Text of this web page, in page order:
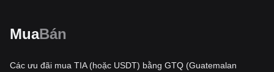
MuaBán
Các ưu đãi mua TIA (hoặc USDT) bằng GTQ (Guatemalan